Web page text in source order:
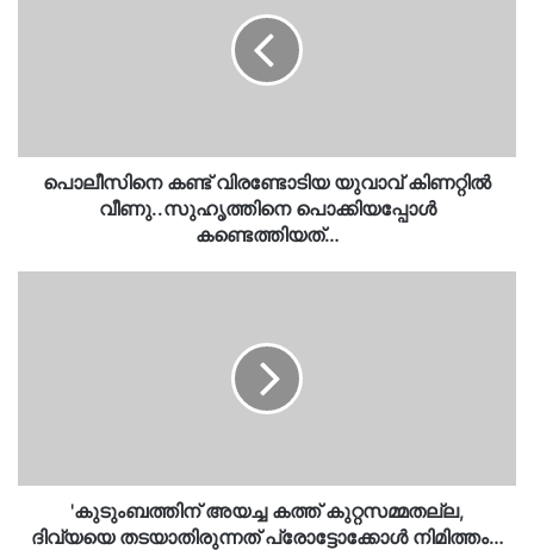
പൊലീസിനെ കണ്ട് വിരണ്ടോടിയ യുവാവ് കിണറ്റില്‍
വീണു..സുഹൃത്തിനെ പൊക്കിയപ്പോൾ
കണ്ടെത്തിയത്…
പ്രതികരണവുമായി
കളക്ടർ…'കുടുംബത്തിന് അയച്ച കത്ത് കുറ്റസമ്മതല്ല,
ദിവ്യയെ തടയാതിരുന്നത് പ്രോട്ടോക്കോൾ നിമിത്തം…